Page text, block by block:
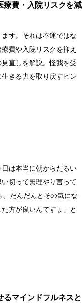
療費・入院リスクを減
す。それは不運ではな
費や入院リスクを抑え
直しを解説。怪我を受
きる力を取り戻すヒン
は本当に朝からだるい
切って無理やり言って
だんだんとその気にな
方が良いんですょ」と
るマインドフルネスと